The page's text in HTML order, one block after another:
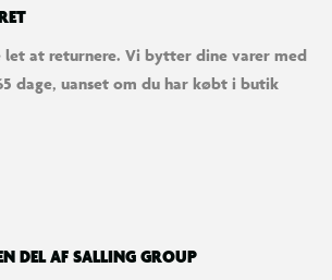
let at returnere. Vi bytter dine varer med
dage, uanset om du har købt i butik
DEL AF SALLING GROUP